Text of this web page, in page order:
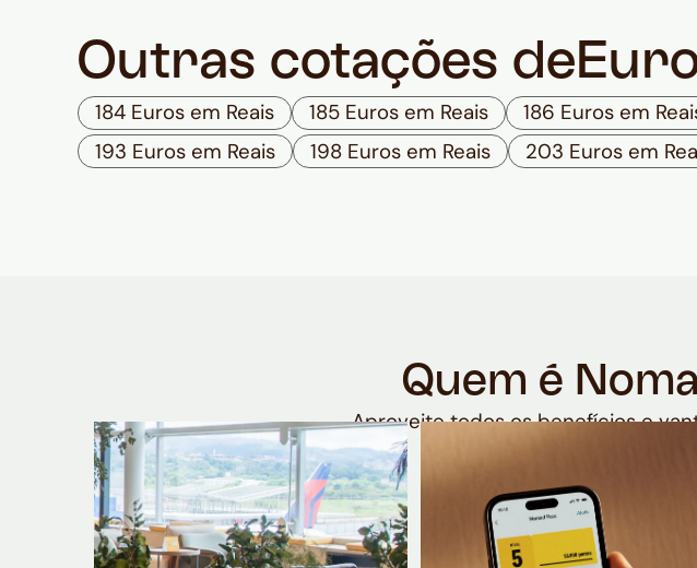
Outras cotações de
184 Euros em Reais 185 Euros em Reais 186 Euros em
193 Euros em Reais
198 Euros em Reais 203 Euros em
Quem é
Aproveite todos os benefícios e